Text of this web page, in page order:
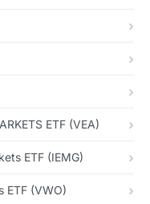
ETF (VEA)
ETF (IEMG)
ETF (VWO)